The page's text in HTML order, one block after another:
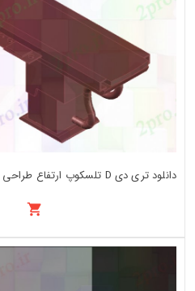
دانلود تری دی D تلسکوپ ارتفاع طراحی جزئیات کد (کد24905)